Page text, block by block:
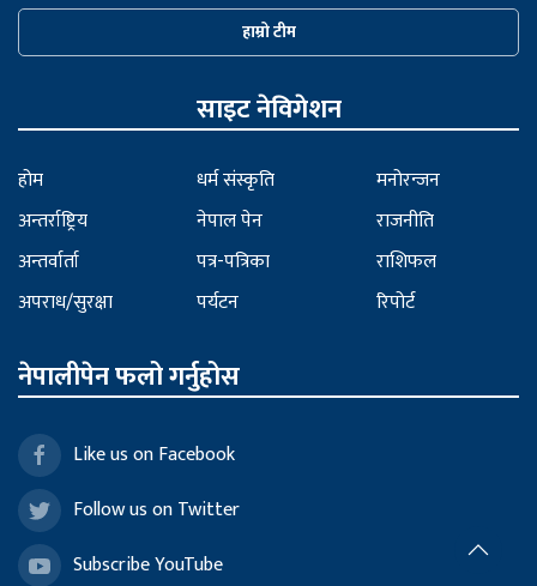
हाम्रो टीम
साइट नेविगेशन
होम
अन्तर्राष्ट्रिय
अन्तर्वार्ता
अपराध/सुरक्षा
धर्म संस्कृति
नेपाल पेन
पत्र-पत्रिका
पर्यटन
मनोरन्जन
राजनीति
राशिफल
रिपोर्ट
नेपालीपेन फलो गर्नुहोस
Like us on Facebook
Follow us on Twitter
Subscribe YouTube